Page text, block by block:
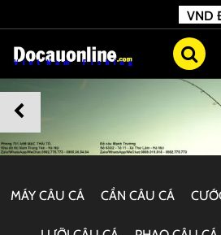
VND
MÁY CÂU CÁ CẦN CÂU CÁ